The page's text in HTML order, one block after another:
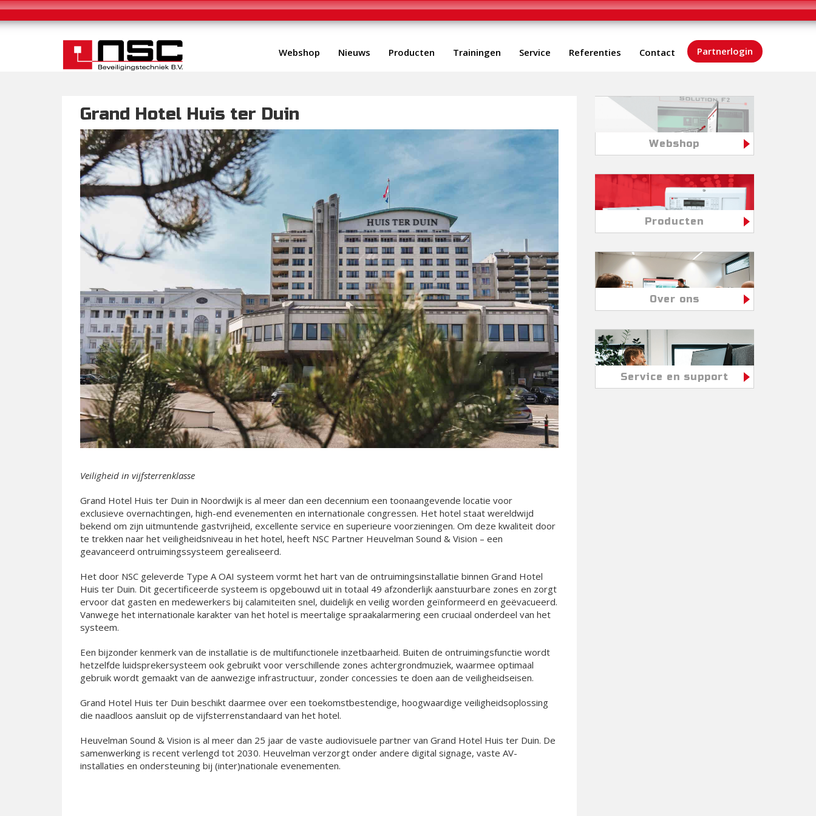
Webshop Nieuws Producten Trainingen Service Referenties Contact Partnerlogin
Grand Hotel Huis ter Duin
Veiligheid in vijfsterrenklasse
Grand Hotel Huis ter Duin in Noordwijk is al meer dan een decennium een toonaangevende locatie voor
exclusieve overnachtingen, high-end evenementen en internationale congressen. Het hotel staat wereldwijd
bekend om zijn uitmuntende gastvrijheid, excellente service en superieure voorzieningen. Om deze kwaliteit door
te trekken naar het veiligheidsniveau in het hotel, heeft NSC Partner Heuvelman Sound & Vision – een
geavanceerd ontruimingssysteem gerealiseerd.
Het door NSC geleverde Type A OAI systeem vormt het hart van de ontruimingsinstallatie binnen Grand Hotel
Huis ter Duin. Dit gecertificeerde systeem is opgebouwd uit in totaal 49 afzonderlijk aanstuurbare zones en zorgt
ervoor dat gasten en medewerkers bij calamiteiten snel, duidelijk en veilig worden geïnformeerd en geëvacueerd.
Vanwege het internationale karakter van het hotel is meertalige spraakalarmering een cruciaal onderdeel van het
systeem.
Een bijzonder kenmerk van de installatie is de multifunctionele inzetbaarheid. Buiten de ontruimingsfunctie wordt
hetzelfde luidsprekersysteem ook gebruikt voor verschillende zones achtergrondmuziek, waarmee optimaal
gebruik wordt gemaakt van de aanwezige infrastructuur, zonder concessies te doen aan de veiligheidseisen.
Grand Hotel Huis ter Duin beschikt daarmee over een toekomstbestendige, hoogwaardige veiligheidsoplossing
die naadloos aansluit op de vijfsterrenstandaard van het hotel.
Heuvelman Sound & Vision is al meer dan 25 jaar de vaste audiovisuele partner van Grand Hotel Huis ter Duin. De
samenwerking is recent verlengd tot 2030. Heuvelman verzorgt onder andere digital signage, vaste AV-
installaties en ondersteuning bij (inter)nationale evenementen.
Webshop
Producten
Over ons
Service en support